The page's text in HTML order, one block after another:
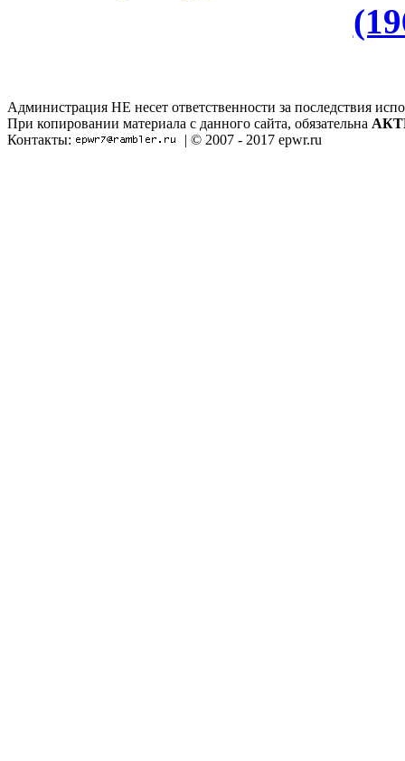
Администрация НЕ несет ответственности за последствия
При копировании материала с данного сайта, обязательна
Контакты:
| © 2007 - 2017 epwr.ru